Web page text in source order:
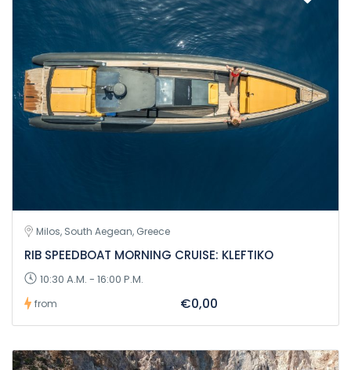
Milos, South Aegean, Greece
RIB SPEEDBOAT MORNING CRUISE: KLEFTIKO
10:30 A.M. - 16:00 P.M.
from €0,00